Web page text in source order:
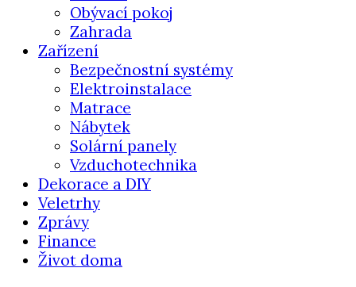
Obývací pokoj
Zahrada
Zařízení
Bezpečnostní systémy
Elektroinstalace
Matrace
Nábytek
Solární panely
Vzduchotechnika
Dekorace a DIY
Veletrhy
Zprávy
Finance
Život doma